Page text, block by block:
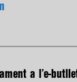
a l’e-